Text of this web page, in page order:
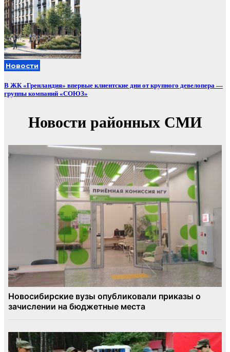
Новости
В ЖК «Гренландия» впервые клиентские дни от крупного девелопера —
группы компаний «СОЮЗ»